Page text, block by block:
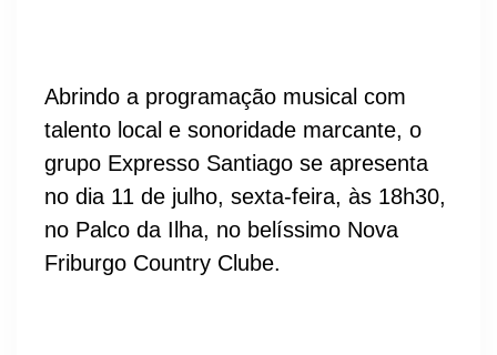
Abrindo a programação musical com
talento local e sonoridade marcante, o
grupo Expresso Santiago se apresenta
no dia 11 de julho, sexta-feira, às 18h30,
no Palco da Ilha, no belíssimo Nova
Friburgo Country Clube.